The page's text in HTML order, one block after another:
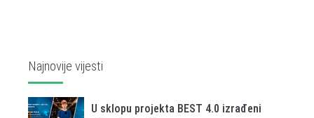
Najnovije vijesti
U sklopu projekta BEST 4.0 izrađeni